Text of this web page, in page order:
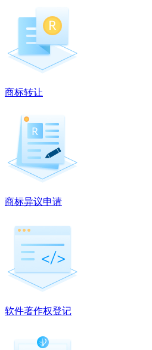
商标转让
商标异议申请
软件著作权登记